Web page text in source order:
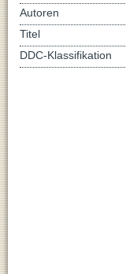
Autoren
Titel
DDC-Klassifikation